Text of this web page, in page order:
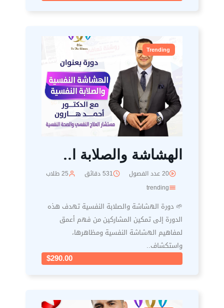
Trending
الهشاشة والصلابة ا..
20 عدد الفصول 531 دقائق
25 طلاب
trending
🌱 دورة الهشاشة والصلابة النفسية تهدف هذه
الدورة إلى تمكين المشاركين من فهم أعمق
لمفاهيم الهشاشة النفسية ومظاهرها،
واستكشاف..
$290.00